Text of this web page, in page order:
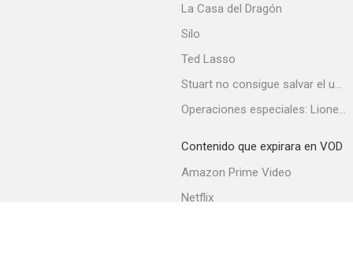
La Casa del Dragón
Silo
Ted Lasso
Stuart no consigue salvar el universo
Operaciones especiales: Lioness
Contenido que expirara en VOD
Amazon Prime Video
Netflix